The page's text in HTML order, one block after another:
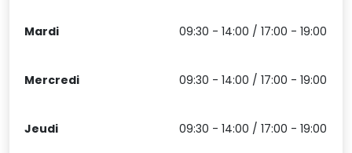
Mardi 09:30 - 14:00 / 17:00 - 19:00
Mercredi 09:30 - 14:00 / 17:00 - 19:00
Jeudi 09:30 - 14:00 / 17:00 - 19:00